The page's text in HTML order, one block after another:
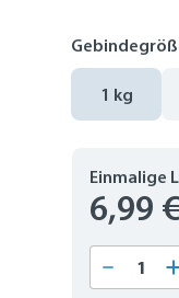
1 kg
Einmalige
6,99